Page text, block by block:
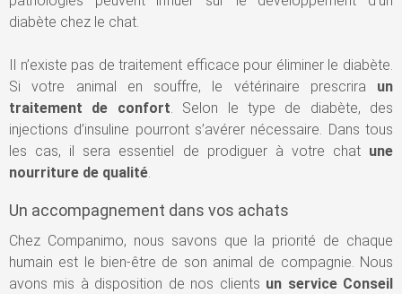
diabète chez le chat.
Il n’existe pas de traitement efficace pour éliminer le diabète.
Si votre animal en souffre, le vétérinaire prescrira un
traitement de confort. Selon le type de diabète, des
injections d’insuline pourront s’avérer nécessaire. Dans tous
les cas, il sera essentiel de prodiguer à votre chat une
nourriture de qualité.
Un accompagnement dans vos achats
Chez Companimo, nous savons que la priorité de chaque
humain est le bien-être de son animal de compagnie. Nous
avons mis à disposition de nos clients un service Conseil